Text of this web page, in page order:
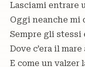
Lasciami entrare
Oggi neanche mi
Sempre gli stessi
Dove c’era il
E come un valzer